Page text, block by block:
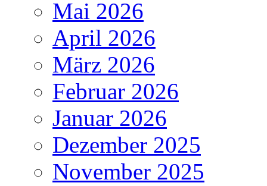
Mai 2026
April 2026
März 2026
Februar 2026
Januar 2026
Dezember 2025
November 2025